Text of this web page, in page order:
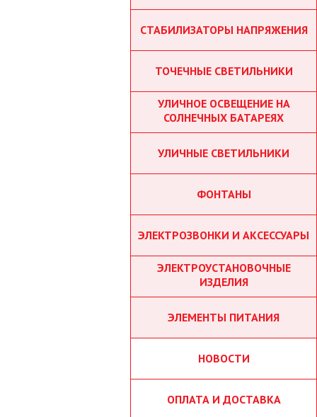
СТАБИЛИЗАТОРЫ НАПРЯЖЕНИЯ
ТОЧЕЧНЫЕ СВЕТИЛЬНИКИ
УЛИЧНОЕ ОСВЕЩЕНИЕ НА
СОЛНЕЧНЫХ БАТАРЕЯХ
УЛИЧНЫЕ СВЕТИЛЬНИКИ
ФОНТАНЫ
ЭЛЕКТРОЗВОНКИ И АКСЕССУАРЫ
ЭЛЕКТРОУСТАНОВОЧНЫЕ
ИЗДЕЛИЯ
ЭЛЕМЕНТЫ ПИТАНИЯ
НОВОСТИ
ОПЛАТА И ДОСТАВКА